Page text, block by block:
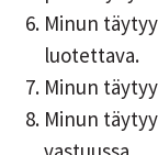
Minun
luotettava.
Minun
Minun